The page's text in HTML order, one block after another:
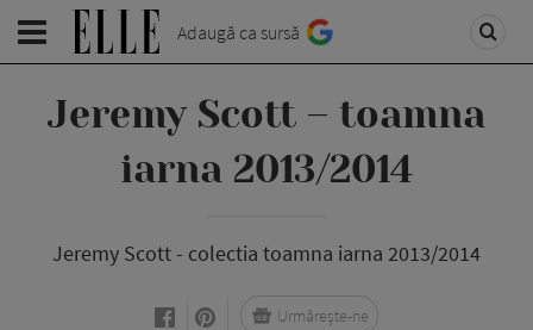
Adaugă ca sursă
Jeremy Scott – toamna
iarna 2013/2014
Jeremy Scott - colectia toamna iarna 2013/2014
Urmărește-ne